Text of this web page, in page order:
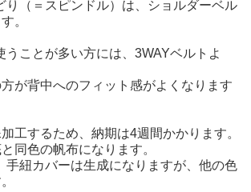
り（＝スピンドル）は、ショルダーベル
。
うことが多い方には、3WAYベルトよ
が背中へのフィット感がよくなります
工するため、納期は4週間かかります。
同色の帆布になります。
手紐カバーは生成になりますが、他の色